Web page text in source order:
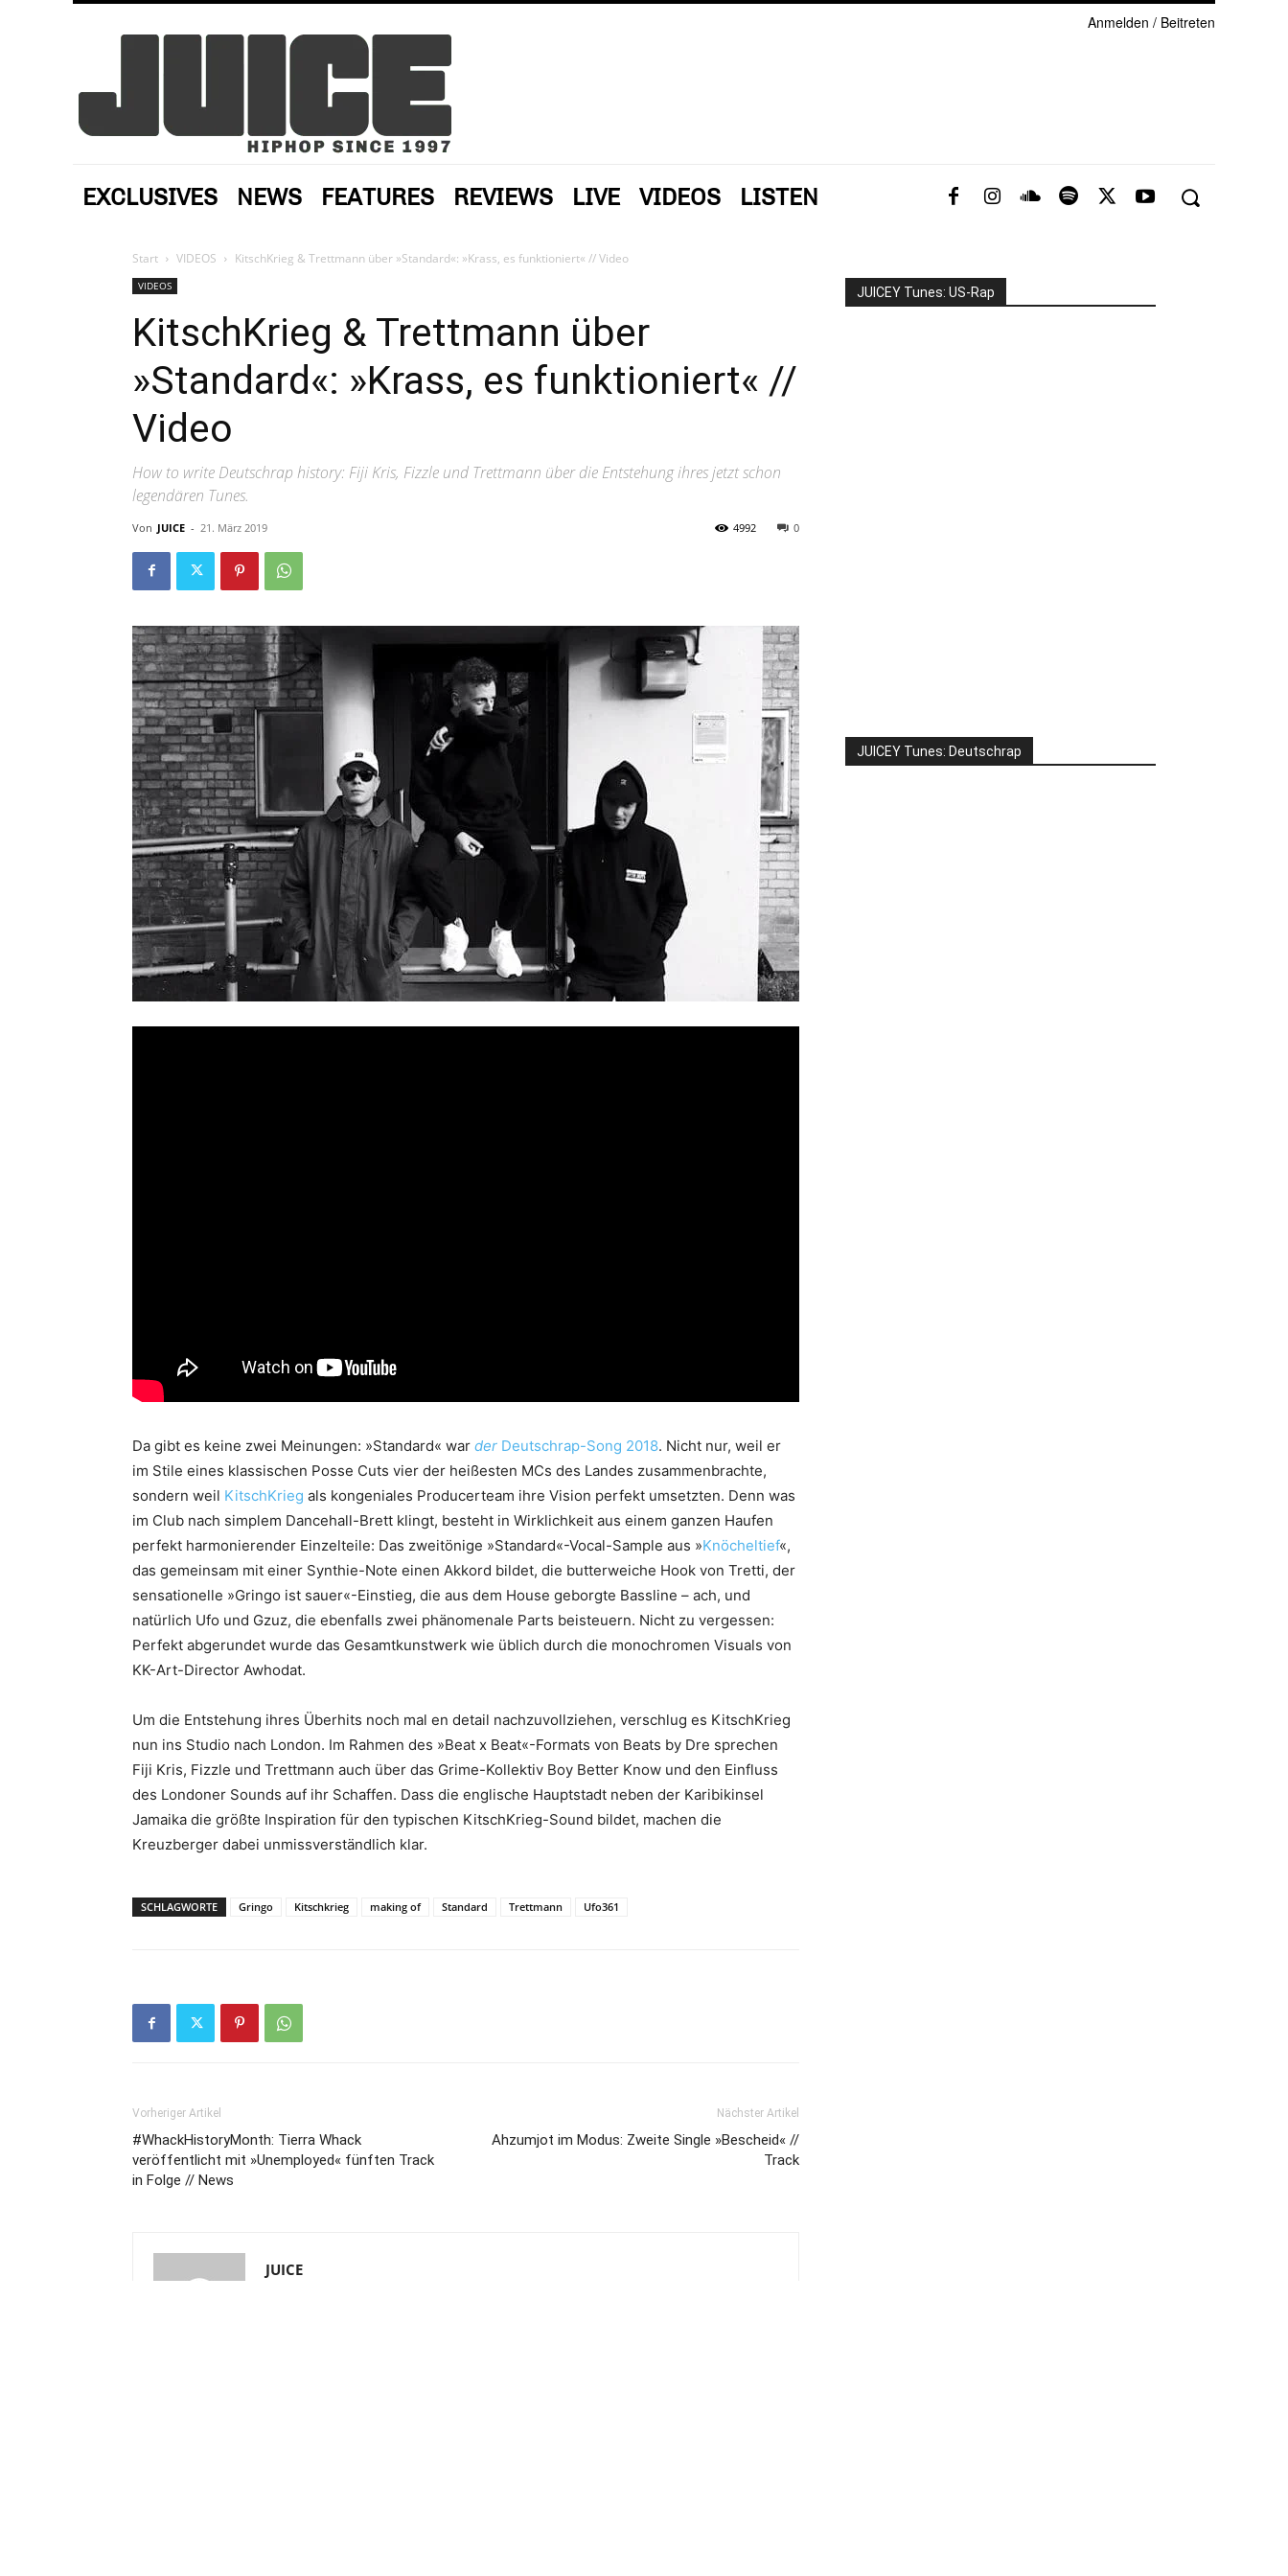
Anmelden / Beitreten
EXCLUSIVES NEWS FEATURES REVIEWS LIVE VIDEOS LISTEN
Start VIDEOS KitschKrieg & Trettmann über »Standard«: »Krass, es funktioniert« // Video
VIDEOS
KitschKrieg & Trettmann über
»Standard«: »Krass, es funktioniert« //
Video
How to write Deutschrap history: Fiji Kris, Fizzle und Trettmann über die Entstehung ihres jetzt schon
legendären Tunes.
Von JUICE - 21. März 2019 0
4992
Da gibt es keine zwei Meinungen: »Standard« war der Deutschrap-Song 2018. Nicht nur, weil er
im Stile eines klassischen Posse Cuts vier der heißesten MCs des Landes zusammenbrachte,
sondern weil KitschKrieg als kongeniales Producerteam ihre Vision perfekt umsetzten. Denn was
im Club nach simplem Dancehall-Brett klingt, besteht in Wirklichkeit aus einem ganzen Haufen
perfekt harmonierender Einzelteile: Das zweitönige »Standard«-Vocal-Sample aus »Knöcheltief«,
das gemeinsam mit einer Synthie-Note einen Akkord bildet, die butterweiche Hook von Tretti, der
sensationelle »Gringo ist sauer«-Einstieg, die aus dem House geborgte Bassline – ach, und
natürlich Ufo und Gzuz, die ebenfalls zwei phänomenale Parts beisteuern. Nicht zu vergessen:
Perfekt abgerundet wurde das Gesamtkunstwerk wie üblich durch die monochromen Visuals von
KK-Art-Director Awhodat.
Um die Entstehung ihres Überhits noch mal en detail nachzuvollziehen, verschlug es KitschKrieg
nun ins Studio nach London. Im Rahmen des »Beat x Beat«-Formats von Beats by Dre sprechen
Fiji Kris, Fizzle und Trettmann auch über das Grime-Kollektiv Boy Better Know und den Einfluss
des Londoner Sounds auf ihr Schaffen. Dass die englische Hauptstadt neben der Karibikinsel
Jamaika die größte Inspiration für den typischen KitschKrieg-Sound bildet, machen die
Kreuzberger dabei unmissverständlich klar.
SCHLAGWORTE Gringo Kitschkrieg making of Standard Trettmann Ufo361
Vorheriger Artikel
#WhackHistoryMonth: Tierra Whack
veröffentlicht mit »Unemployed« fünften Track
in Folge // News
Nächster Artikel
Ahzumjot im Modus: Zweite Single »Bescheid« //
Track
JUICE
JUICEY Tunes: US-Rap
JUICEY Tunes: Deutschrap